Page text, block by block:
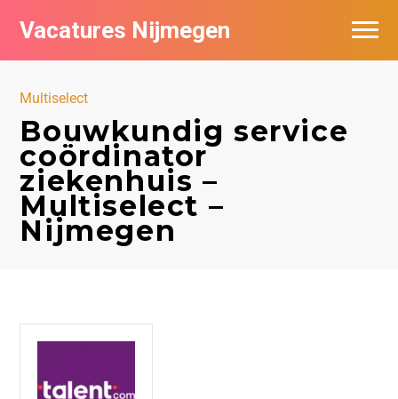
Vacatures Nijmegen
Multiselect
Bouwkundig service
coördinator
ziekenhuis –
Multiselect –
Nijmegen
Vacatures per bedrijf
Nieuwsbrief feed